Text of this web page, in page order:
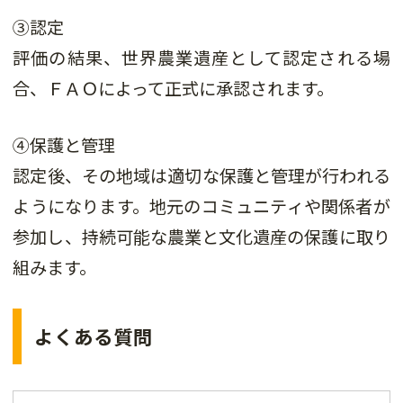
③認定
評価の結果、世界農業遺産として認定される場
合、ＦＡＯによって正式に承認されます。
④保護と管理
認定後、その地域は適切な保護と管理が行われる
ようになります。地元のコミュニティや関係者が
参加し、持続可能な農業と文化遺産の保護に取り
組みます。
よくある質問